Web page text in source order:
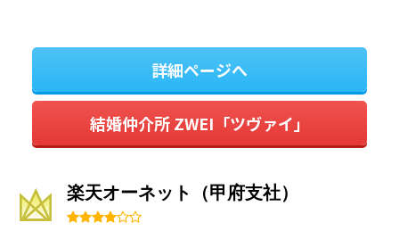
詳細ページへ
結婚仲介所 ZWEI「ツヴァイ」
楽天オーネット（甲府支社）